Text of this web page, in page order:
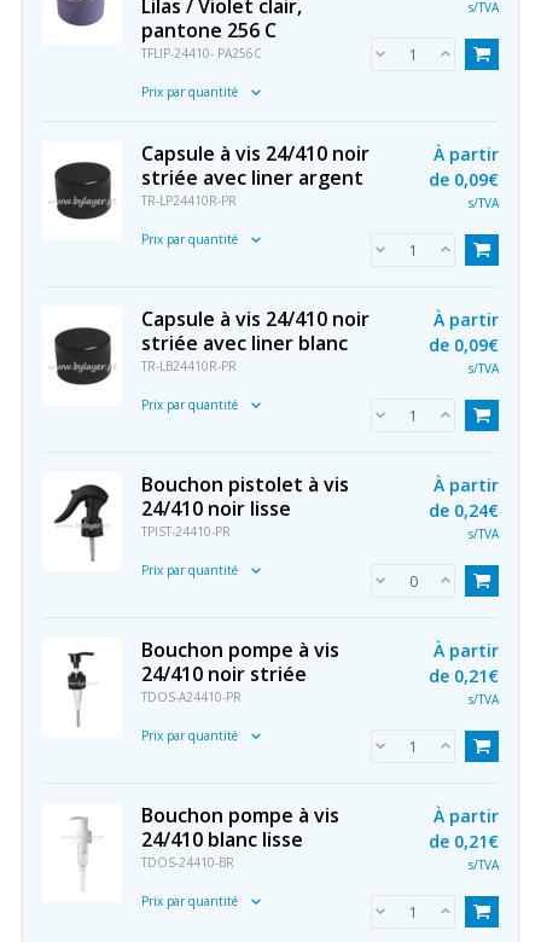
Lilas / Violet clair,
pantone 256 C
TFLIP-24410- PA256C
Prix par quantité
s/TVA
Capsule à vis 24/410 noir
striée avec liner argent
TR-LP24410R-PR
Prix par quantité
À partir
de 0,09€
s/TVA
Capsule à vis 24/410 noir
striée avec liner blanc
TR-LB24410R-PR
Prix par quantité
À partir
de 0,09€
s/TVA
Bouchon pistolet à vis
24/410 noir lisse
TPIST-24410-PR
Prix par quantité
À partir
de 0,24€
s/TVA
Bouchon pompe à vis
24/410 noir striée
TDOS-A24410-PR
Prix par quantité
À partir
de 0,21€
s/TVA
Bouchon pompe à vis
24/410 blanc lisse
TDOS-24410-BR
Prix par quantité
À partir
de 0,21€
s/TVA